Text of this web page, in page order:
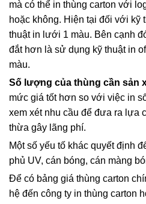
mà có thể in thùng carton với
hoặc không. Hiện tại đối với kỹ
thuật in lưới 1 màu. Bên cạnh
đắt hơn là sử dụng kỹ thuật in
màu.
Số lượng của thùng cần sản
mức giá tốt hơn so với việc in
xem xét nhu cầu để đưa ra lựa
thừa gây lãng phí.
Một số yếu tố khác quyết định
phủ UV, cán bóng, cán màng
Để có bảng giá thùng carton
hệ đến công ty in thùng carton